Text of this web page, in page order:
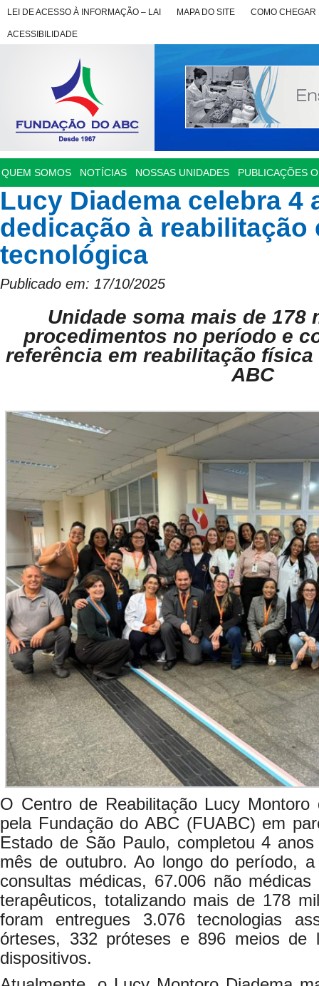
LEI DE ACESSO À INFORMAÇÃO – LAI MAPA DO SITE COMO CHEGAR
ACESSIBILIDADE
QUEM SOMOS NOTÍCIAS NOSSAS UNIDADES PUBLICAÇÕES
Lucy Diadema celebra 4
dedicação à reabilitação
tecnológica
Publicado em: 17/10/2025
Unidade soma mais de 178
procedimentos no período e
referência em reabilitação
ABC
O Centro de Reabilitação Lucy Montoro
pela Fundação do ABC (FUABC) em
Estado de São Paulo, completou 4
mês de outubro. Ao longo do período,
consultas médicas, 67.006 não
terapêuticos, totalizando mais de 178
foram entregues 3.076 tecnologias
órteses, 332 próteses e 896 meios de
dispositivos.